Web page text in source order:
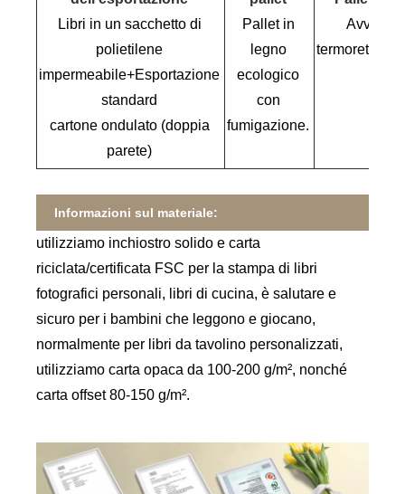
Libri in un sacchetto di
polietilene
impermeabile+Esportazione
standard
cartone ondulato (doppia
parete)
Pallet in
legno
ecologico
con
fumigazione.
Informazioni sul materiale:
utilizziamo inchiostro solido e carta
riciclata/certificata FSC per la stampa di libri
fotografici personali, libri di cucina, è salutare e
sicuro per i bambini che leggono e giocano,
normalmente per libri da tavolino personalizzati,
utilizziamo carta opaca da 100-200 g/m², nonché
carta offset 80-150 g/m².